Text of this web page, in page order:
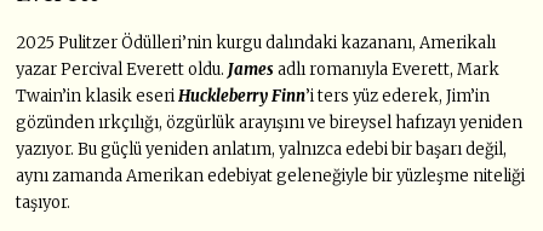
2025 Pulitzer Ödülleri’nin kurgu dalındaki kazananı, Amerikalı
yazar Percival Everett oldu.James adlı romanıyla Everett, Mark
Twain’in klasik eseriHuckleberry Finn’i ters yüz ederek, Jim’in
gözünden ırkçılığı, özgürlük arayışını ve bireysel hafızayı yeniden
yazıyor. Bu güçlü yeniden anlatım, yalnızca edebi bir başarı değil,
aynı zamanda Amerikan edebiyat geleneğiyle bir yüzleşme niteliği
taşıyor.